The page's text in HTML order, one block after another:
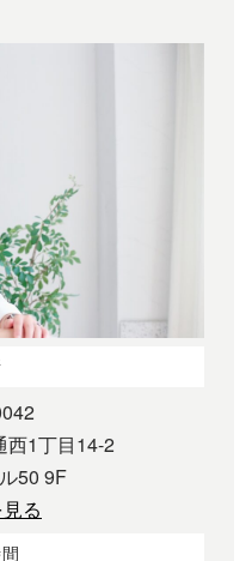
西1丁目14-2
50 9F
る